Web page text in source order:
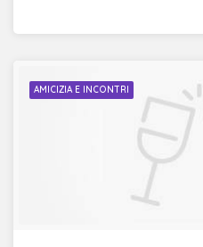
AMICIZIA E INCONTRI